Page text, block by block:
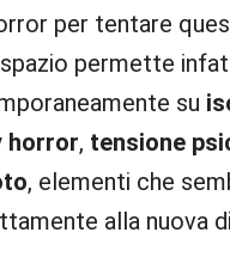
per tentare
permette
su
horror, tensione
, elementi che
alla nuova